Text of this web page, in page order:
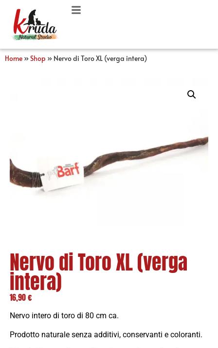
Home »Shop » Nervo di Toro XL (verga intera)
Nervo di Toro XL (verga
intera)
16,90€
Nervo intero di toro di 80 cm ca.
Prodotto naturale senza additivi, conservanti e coloranti.